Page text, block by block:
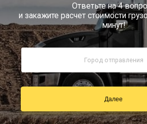
8
Ответьте на 4
и закажите расчет стоимости
минут!
Далее